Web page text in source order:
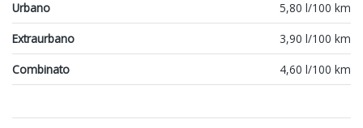
Urbano
5,80 l/100 km
Extraurbano
3,90 l/100 km
Combinato
4,60 l/100 km